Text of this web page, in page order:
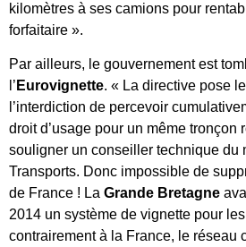
kilomètres à ses camions pour
forfaitaire ».
Par ailleurs, le gouvernement est
l’ Eurovignette. « La directive pose
l’interdiction de percevoir
droit d’usage pour un même tronçon
souligner un conseiller technique du
Transports. Donc impossible de
de France ! La Grande Bretagne
2014 un système de vignette pour
contrairement à la France, le réseau